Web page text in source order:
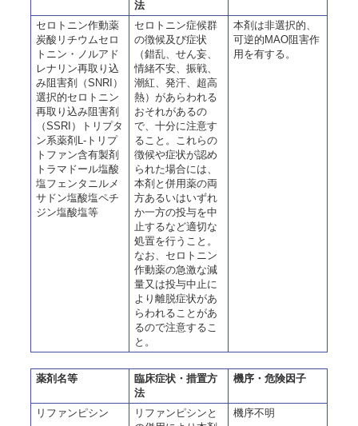
法
セロトニン作動薬
炭酸リチウムセロ
トニン・ノルアド
レナリン再取り込
み阻害剤（SNRI）
選択的セロトニン
再取り込み阻害剤
（SSRI）トリプタ
ン系薬剤L-トリプ
トファン含有製剤
トラマドール塩酸
塩フェンタニルメ
サドン塩酸塩ペチ
ジン塩酸塩等
セロトニン症候群
の徴候及び症状
（錯乱、せん妄、
情緒不安、振戦、
潮紅、発汗、超高
熱）があらわれる
おそれがあるの
で、十分に注意す
ること。これらの
徴候や症状が認め
られた場合には、
本剤と併用薬の両
方あるいはいずれ
か一方の投与を中
止するなど適切な
処置を行うこと。
なお、セロトニン
作動薬の急激な減
量又は投与中止に
より離脱症状があ
らわれることがあ
るので注意するこ
と。
本剤は非選択的、
可逆的MAO阻害作
用を有する。
薬剤名等
臨床症状・措置方
法
機序・危険因子
リファンピシン
リファンピシンと
機序不明